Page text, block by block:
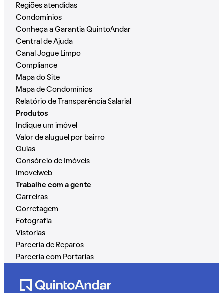
Regiões atendidas
Condomínios
Conheça a Garantia QuintoAndar
Central de Ajuda
Canal Jogue Limpo
Compliance
Mapa do Site
Mapa de Condomínios
Relatório de Transparência Salarial
Produtos
Indique um imóvel
Valor de aluguel por bairro
Guias
Consórcio de Imóveis
Imovelweb
Trabalhe com a gente
Carreiras
Corretagem
Fotografia
Vistorias
Parceria de Reparos
Parceria com Portarias